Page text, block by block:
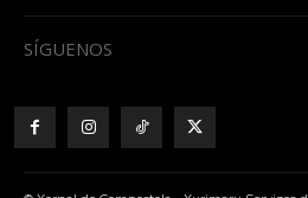
SÍGUENOS